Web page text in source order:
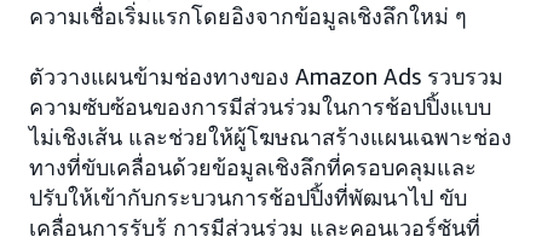
ความเชื่อเริ่มแรกโดยอิงจากข้อมูลเชิงลึกใหม่ ๆ
ตัววางแผนข้ามช่องทางของ Amazon Ads รวบรวม
ความซับซ้อนของการมีส่วนร่วมในการช้อปปิ้งแบบ
ไม่เชิงเส้น และช่วยให้ผู้โฆษณาสร้างแผนเฉพาะช่อง
ทางที่ขับเคลื่อนด้วยข้อมูลเชิงลึกที่ครอบคลุมและ
ปรับให้เข้ากับกระบวนการช้อปปิ้งที่พัฒนาไป ขับ
เคลื่อนการรับรู้ การมีส่วนร่วม และคอนเวอร์ชันที่